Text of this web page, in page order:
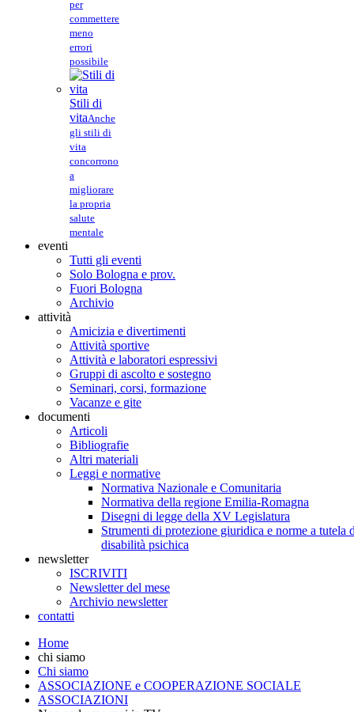
per
commettere
meno
errori
possibile
Stili di
vitaAnche
gli stili di
vita
concorrono
a
migliorare
la propria
salute
mentale
eventi
Tutti gli eventi
Solo Bologna e prov.
Fuori Bologna
Archivio
attività
Amicizia e divertimenti
Attività sportive
Attività e laboratori espressivi
Gruppi di ascolto e sostegno
Seminari, corsi, formazione
Vacanze e gite
documenti
Articoli
Bibliografie
Altri materiali
Leggi e normative
Normativa Nazionale e Comunitaria
Normativa della regione Emilia-Romagna
Disegni di legge della XV Legislatura
Strumenti di protezione giuridica e norme a tutela
disabilità psichica
newsletter
ISCRIVITI
Newsletter del mese
Archivio newsletter
contatti
Home
chi siamo
Chi siamo
ASSOCIAZIONE e COOPERAZIONE SOCIALE
ASSOCIAZIONI